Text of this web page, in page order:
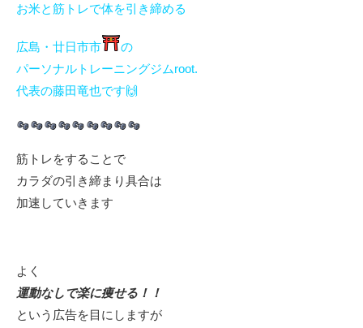
お米と筋トレで体を引き締める
広島・廿日市市
の
パーソナルトレーニングジムroot.
代表の藤田竜也です🙌
筋トレをすることで
カラダの引き締まり具合は
加速していきます
よく
運動なしで楽に痩せる！！
という広告を目にしますが